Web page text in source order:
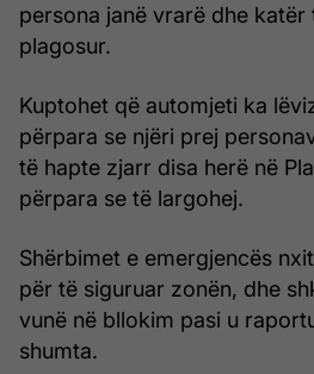
persona janë vrarë dhe katër
plagosur.
Kuptohet që automjeti ka
përpara se njëri prej
të hapte zjarr disa herë në
përpara se të largohej.
Shërbimet e emergjencës
për të siguruar zonën, dhe
vunë në bllokim pasi u
shumta.